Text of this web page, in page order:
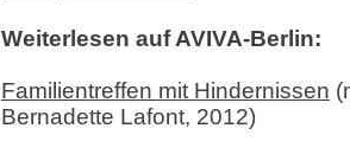
Weiterlesen auf AVIVA-Berlin:
Familientreffen mit Hindernissen
Bernadette Lafont, 2012)